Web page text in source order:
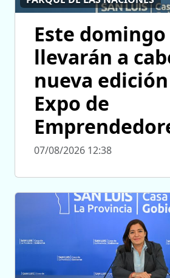
Este domingo
llevarán a
nueva
Expo de
07/08/2026 12:38